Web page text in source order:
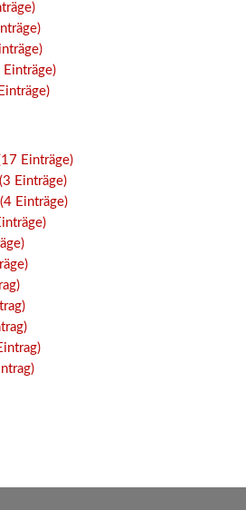
Einträge)
Einträge)
Einträge)
Einträge)